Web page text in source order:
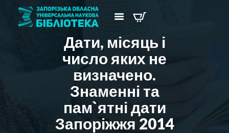
Дати, місяць і
число яких не
визначено.
Знаменні та
пам`ятні дати
Запоріжжя 2014